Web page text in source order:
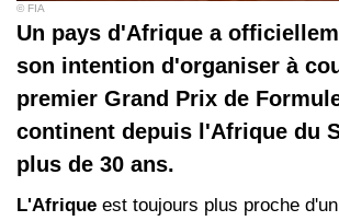
© FIA
Un pays d'Afrique a
son intention d'organiser à
premier Grand Prix de
continent depuis l'Afrique du
plus de 30 ans.
L'Afrique est toujours plus proche